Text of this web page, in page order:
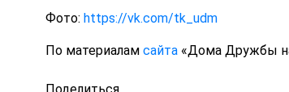
Фото: https://vk.com/tk_udm
По материалам сайта«Дома Дружбы